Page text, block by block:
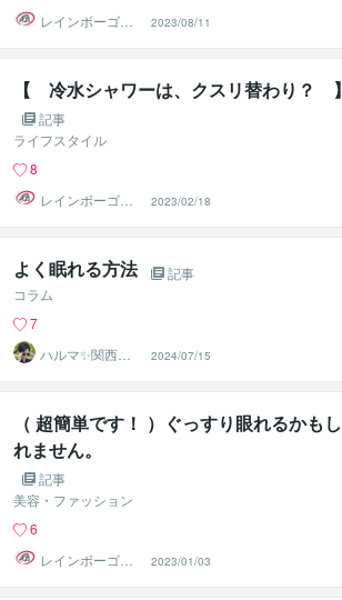
レインボーゴリ
ラ＠ヤッホーア
ドバイザー
2023/08/11
【 冷水シャワーは、クスリ替わり？ 】
記事
ライフスタイル
8
レインボーゴリ
ラ＠ヤッホーア
ドバイザー
2023/02/18
よく眠れる方法
記事
コラム
7
ハルマ✨関西の
傾聴マスター
2024/07/15
（ 超簡単です！ ）ぐっすり眼れるかもし
れません。
記事
美容・ファッション
6
レインボーゴリ
ラ＠ヤッホーア
ドバイザー
2023/01/03